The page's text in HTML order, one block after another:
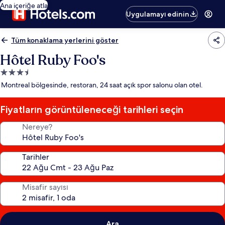
Ana içeriğe atla
Uygulamayı edinin
Tüm konaklama yerlerini göster
Hôtel Ruby Foo's
3.5
yıldızlı
yeri
Montreal bölgesinde, restoran, 24 saat açık spor salonu olan otel.
Fiyatların görüntüleneceği tarihleri seçin
Nereye?
Tarihler
Misafir sayısı